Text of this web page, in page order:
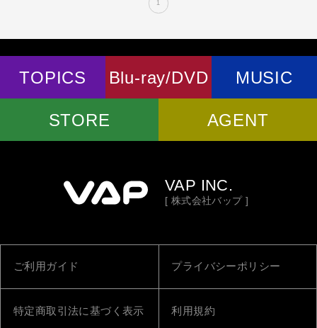
1
TOPICS Blu-ray/DVD MUSIC
STORE AGENT
VAP INC.
[ 株式会社バップ ]
ご利用ガイド プライバシーポリシー
特定商取引法に基づく表示 利用規約